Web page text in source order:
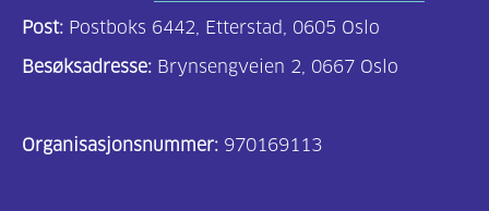
Post: Postboks 6442, Etterstad, 0605 Oslo
Besøksadresse: Brynsengveien 2, 0667 Oslo
Organisasjonsnummer: 970169113